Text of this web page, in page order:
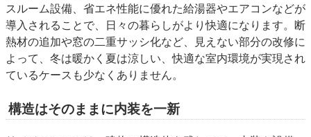
スルーム設備、省エネ性能に優れた給湯器やエアコンなどが
導入されることで、日々の暮らしがより快適になります。断
熱材の追加や窓の二重サッシ化など、見えない部分の改修に
よって、冬は暖かく夏は涼しい、快適な室内環境が実現され
ているケースも少なくありません。
構造はそのままに内装を一新